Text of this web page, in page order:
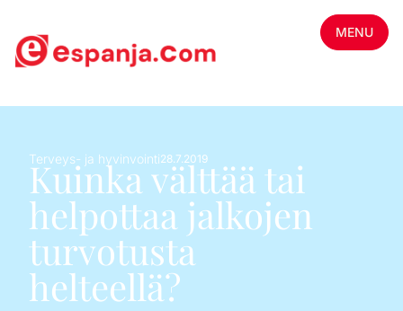
MENU
Terveys- ja hyvinvointi28.7.2019
Kuinka välttää tai
helpottaa jalkojen
turvotusta
helteellä?